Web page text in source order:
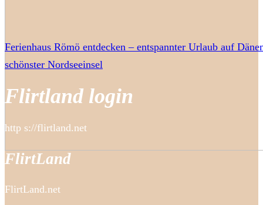
Ferienhaus Römö entdecken – entspannter Urlaub auf
schönster Nordseeinsel
Flirtland login
http s://flirtland.net
FlirtLand
FlirtLand.net